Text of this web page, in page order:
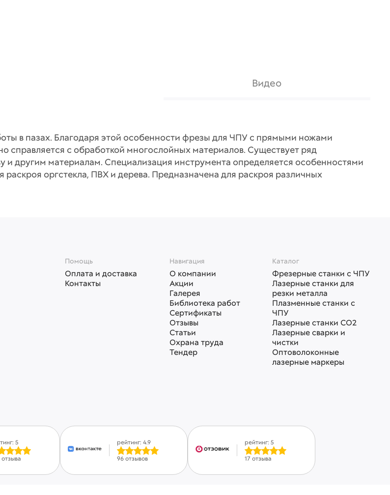
Видео
в пазах. Благодаря этой особенности фрезы для ЧПУ с прямыми ножами
справляется с обработкой многослойных материалов. Существует ряд
и другим материалам. Специализация инструмента определяется особенностями
оргстекла, ПВХ и дерева. Предназначена для раскроя различных
Помощь
Оплата и доставка
Контакты
Навигация
О компании
Акции
Галерея
Библиотека работ
Сертификаты
Отзывы
Статьи
Охрана труда
Тендер
Каталог
Фрезерные станки с ЧПУ
Лазерные станки для
резки металла
Плазменные станки с
ЧПУ
Лазерные станки СО2
Лазерные сварки и
чистки
Оптоволоконные
лазерные маркеры
5 рейтинг: 4.9
96 отзывов
рейтинг: 5
17 отзыва